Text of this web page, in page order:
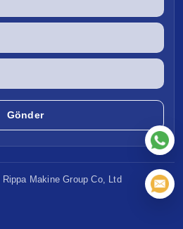
Rippa Makine Group Co, Ltd